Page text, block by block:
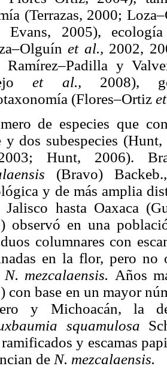
(Terrazas, 2000;
Evans, 2005),
et al., 2002,
Ramírez–Padilla y
et al., 2008),
(Flores–Ortiz
de especies que
y dos subespecies
Hunt, 2006).
(Bravo)
y de más amplia
Jalisco hasta Oaxaca
observó en una
columnares con
en la flor, pero
N. mezcalaensis. Años
con base en un mayor
y Michoacán, la
squamulosa
y escamas
de N. mezcalaensis.